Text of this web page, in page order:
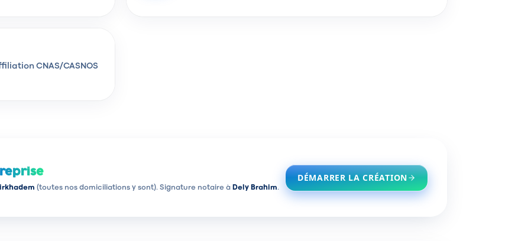
CNAS/CASNOS
(toutes nos domiciliations y sont). Signature notaire à Dely Brahim.
DÉMARRER LA CRÉATION